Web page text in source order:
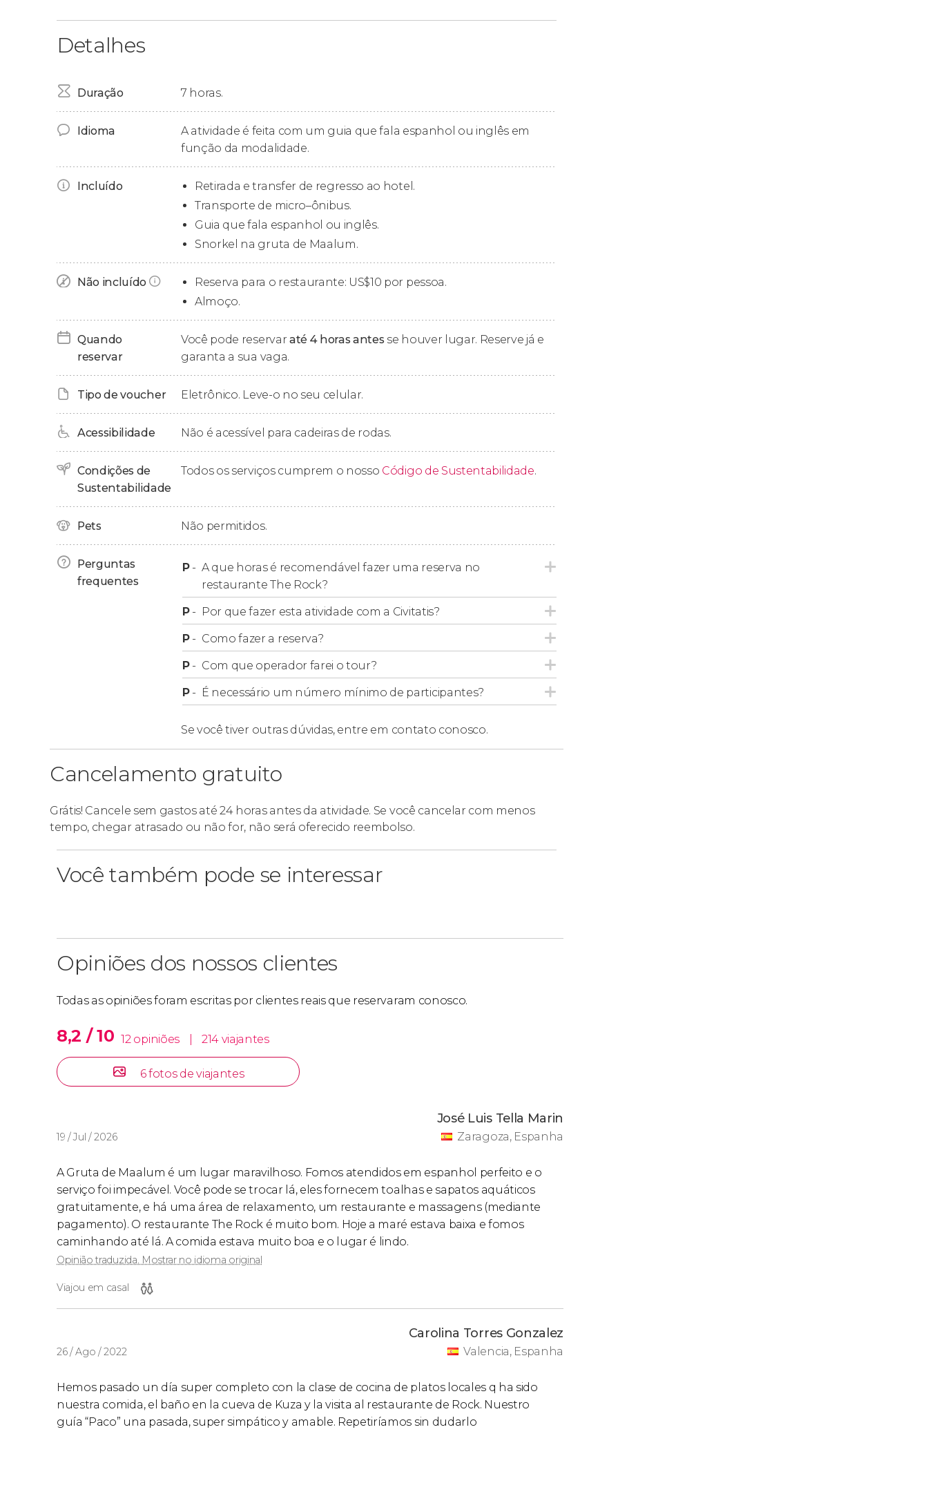
Em casos excepcionais, quando a caverna Maalum não estiver disponível, a visita será
Retirada no hotel
você pode escolher a área de Zanzibar em que sua acomodação está localizada (oeste,
norte, leste ou sul):
: Stone Town, Bububu, Mbweni, Chukwani, Kama, Mangapwani, Fumba e
Zonas norte e leste: Kidoti, Kendwa, Nungwi, Matemwe, Pwani Mchangani, Kiwengwa,
Pongwe, Chwaka e Uroa.
: Makunduchi, Kizimkazi, Jambiani, Paje, Dongwe, Pingwe, Bwejuu e Michamvi.
Detalhes
Duração 7 horas.
Idioma
A atividade é feita com um guia que fala espanhol ou inglês em
função da modalidade.
Incluído
Retirada e transfer de regresso ao hotel.
Transporte de micro–ônibus.
Guia que fala espanhol ou inglês.
Snorkel na gruta de Maalum.
Não incluído Reserva para o restaurante: US$10 por pessoa.
Almoço.
Quando
reservar
Você pode reservar até 4 horas antes se houver lugar. Reserve já e
garanta a sua vaga.
Tipo de voucher Eletrônico. Leve-o no seu celular.
Acessibilidade Não é acessível para cadeiras de rodas.
Condições de
Sustentabilidade
Todos os serviços cumprem o nosso Código de Sustentabilidade.
Pets Não permitidos.
Perguntas
frequentes
P- A que horas é recomendável fazer uma reserva no
restaurante The Rock?
P- Por que fazer esta atividade com a Civitatis?
P- Como fazer a reserva?
P- Com que operador farei o tour?
P- É necessário um número mínimo de participantes?
Se você tiver outras dúvidas, entre em contato conosco.
Cancelamento gratuito
Grátis! Cancele sem gastos até 24 horas antes da atividade. Se você cancelar com menos
tempo, chegar atrasado ou não for, não será oferecido reembolso.
Você também pode se interessar
Opiniões dos nossos clientes
Todas as opiniões foram escritas por clientes reais que reservaram conosco.
8,2 / 10 12 opiniões 214 viajantes
6 fotos de viajantes
19 / Jul / 2026
José Luis Tella Marin
Zaragoza, Espanha
A Gruta de Maalum é um lugar maravilhoso. Fomos atendidos em espanhol perfeito e o
serviço foi impecável. Você pode se trocar lá, eles fornecem toalhas e sapatos aquáticos
gratuitamente, e há uma área de relaxamento, um restaurante e massagens (mediante
pagamento). O restaurante The Rock é muito bom. Hoje a maré estava baixa e fomos
caminhando até lá. A comida estava muito boa e o lugar é lindo.
Opinião traduzida. Mostrar no idioma original
Viajou em casal
26 / Ago / 2022
Carolina Torres Gonzalez
Valencia, Espanha
Hemos pasado un día super completo con la clase de cocina de platos locales q ha sido
nuestra comida, el baño en la cueva de Kuza y la visita al restaurante de Rock. Nuestro
guía “Paco” una pasada, super simpático y amable. Repetiríamos sin dudarlo